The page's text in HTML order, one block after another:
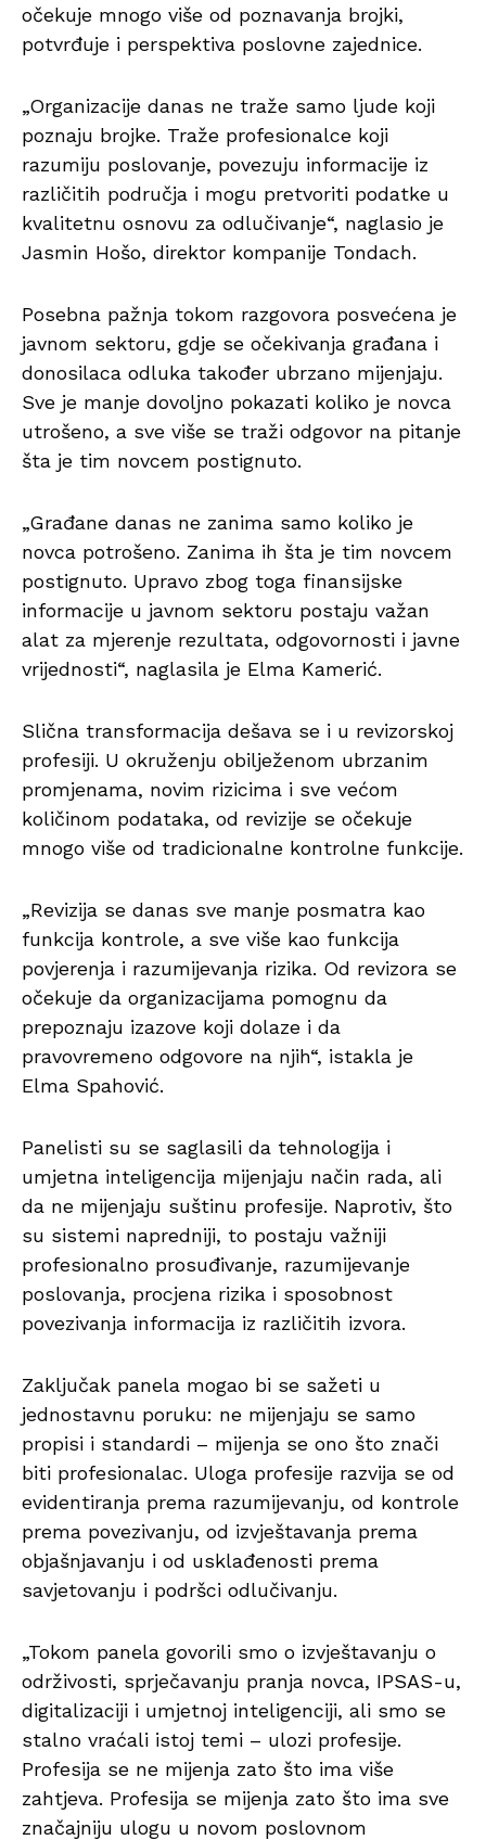
očekuje mnogo više od poznavanja brojki,
potvrđuje i perspektiva poslovne zajednice.
„Organizacije danas ne traže samo ljude koji
poznaju brojke. Traže profesionalce koji
razumiju poslovanje, povezuju informacije iz
različitih područja i mogu pretvoriti podatke u
kvalitetnu osnovu za odlučivanje“, naglasio je
Jasmin Hošo, direktor kompanije Tondach.
Posebna pažnja tokom razgovora posvećena je
javnom sektoru, gdje se očekivanja građana i
donosilaca odluka također ubrzano mijenjaju.
Sve je manje dovoljno pokazati koliko je novca
utrošeno, a sve više se traži odgovor na pitanje
šta je tim novcem postignuto.
„Građane danas ne zanima samo koliko je
novca potrošeno. Zanima ih šta je tim novcem
postignuto. Upravo zbog toga finansijske
informacije u javnom sektoru postaju važan
alat za mjerenje rezultata, odgovornosti i javne
vrijednosti“, naglasila je Elma Kamerić.
Slična transformacija dešava se i u revizorskoj
profesiji. U okruženju obilježenom ubrzanim
promjenama, novim rizicima i sve većom
količinom podataka, od revizije se očekuje
mnogo više od tradicionalne kontrolne funkcije.
„Revizija se danas sve manje posmatra kao
funkcija kontrole, a sve više kao funkcija
povjerenja i razumijevanja rizika. Od revizora se
očekuje da organizacijama pomognu da
prepoznaju izazove koji dolaze i da
pravovremeno odgovore na njih“, istakla je
Elma Spahović.
Panelisti su se saglasili da tehnologija i
umjetna inteligencija mijenjaju način rada, ali
da ne mijenjaju suštinu profesije. Naprotiv, što
su sistemi napredniji, to postaju važniji
profesionalno prosuđivanje, razumijevanje
poslovanja, procjena rizika i sposobnost
povezivanja informacija iz različitih izvora.
Zaključak panela mogao bi se sažeti u
jednostavnu poruku: ne mijenjaju se samo
propisi i standardi – mijenja se ono što znači
biti profesionalac. Uloga profesije razvija se od
evidentiranja prema razumijevanju, od kontrole
prema povezivanju, od izvještavanja prema
objašnjavanju i od usklađenosti prema
savjetovanju i podršci odlučivanju.
„Tokom panela govorili smo o izvještavanju o
održivosti, sprječavanju pranja novca, IPSAS-u,
digitalizaciji i umjetnoj inteligenciji, ali smo se
stalno vraćali istoj temi – ulozi profesije.
Profesija se ne mijenja zato što ima više
zahtjeva. Profesija se mijenja zato što ima sve
značajniju ulogu u novom poslovnom